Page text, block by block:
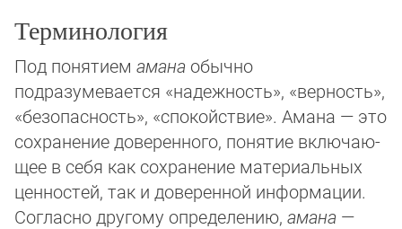
Терминология
Под понятием амана обычно
подразумевается «надежность», «верность»,
«безо­пас­ность», «спокойствие». Амана — это
сохранение доверенного, понятие включаю­
щее в себя как сохранение материальных
ценностей, так и доверенной информации.
Сог­лас­но другому определению, амана —